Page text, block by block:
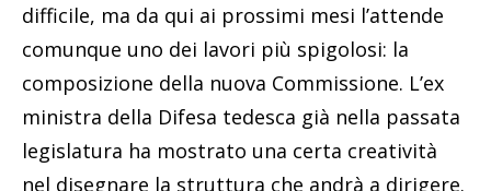
difficile, ma da qui ai prossimi mesi l’attende
comunque uno dei lavori più spigolosi: la
composizione della nuova Commissione. L’ex
ministra della Difesa tedesca già nella passata
legislatura ha mostrato una certa creatività
nel disegnare la struttura che andrà a dirigere.